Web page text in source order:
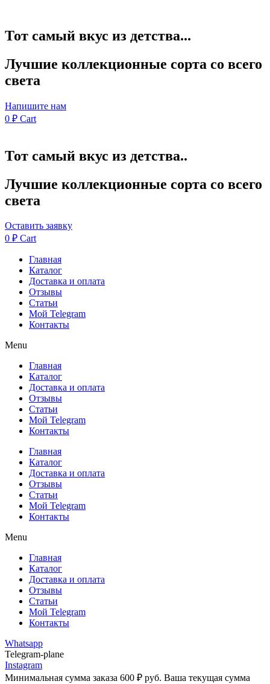
Тот самый вкус из детства...
Лучшие коллекционные сорта со всего
света
Напишите нам
0 ₽ Cart
Тот самый вкус из детства..
Лучшие коллекционные сорта со всего
света
Оставить заявку
0 ₽ Cart
Главная
Каталог
Доставка и оплата
Отзывы
Статьи
Мой Telegram
Контакты
Menu
Главная
Каталог
Доставка и оплата
Отзывы
Статьи
Мой Telegram
Контакты
Главная
Каталог
Доставка и оплата
Отзывы
Статьи
Мой Telegram
Контакты
Menu
Главная
Каталог
Доставка и оплата
Отзывы
Статьи
Мой Telegram
Контакты
Whatsapp
Telegram-plane
Instagram
Минимальная сумма заказа 600 ₽ руб. Ваша текущая сумма